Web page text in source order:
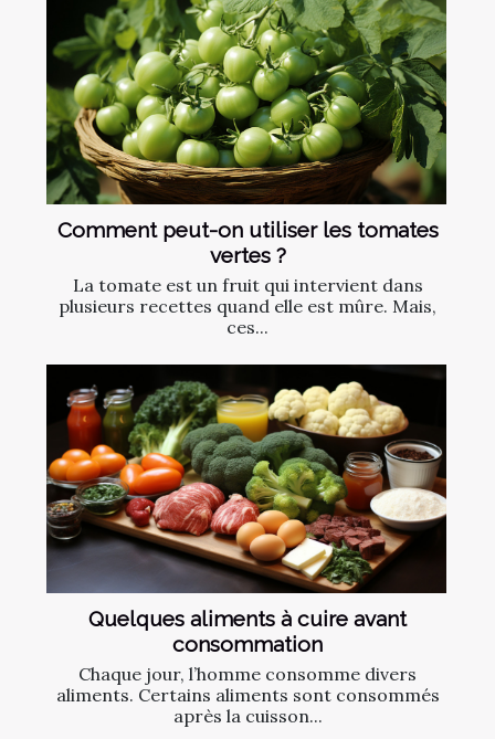
Comment peut-on utiliser les tomates
vertes ?
La tomate est un fruit qui intervient dans
plusieurs recettes quand elle est mûre. Mais,
ces...
Quelques aliments à cuire avant
consommation
Chaque jour, l’homme consomme divers
aliments. Certains aliments sont consommés
après la cuisson...